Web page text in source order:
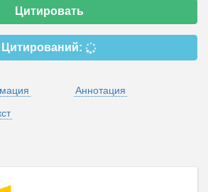
Цитировать
Цитирований:
Аннотация